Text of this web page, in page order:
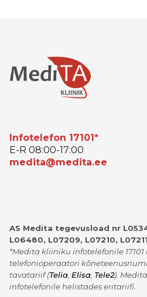
Infotelefon 17101*
E-R 08:00-17:00
medita@medita.ee
AS Medita tegevusload nr
L06480, L07209, L07210,
*Medita kliiniku infotelefonile
telefonioperaatori
tavatariif(Telia, Elisa, Tele2).
infotelefonile helistades eritariifi.